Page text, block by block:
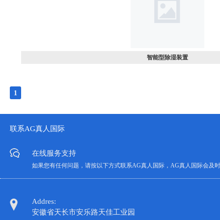
智能型除湿装置
1
联系AG真人国际
在线服务支持
如果您有任何问题，请按以下方式联系AG真人国际，AG真人国际会及时
Addres:
安徽省天长市安乐路天佳工业园